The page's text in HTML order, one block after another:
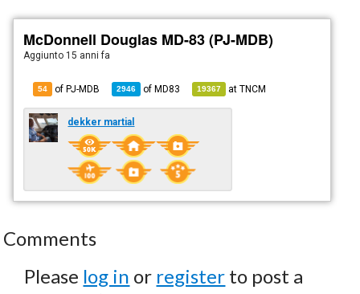
McDonnell Douglas MD-83 (PJ-MDB)
Aggiunto 15 anni fa
54 of PJ-MDB 2946 ofMD83 19367 atTNCM
dekker martial
Comments
Please log in or register to post a